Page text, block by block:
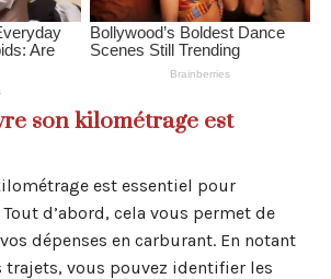
son kilométrage est
est essentiel pour
d’abord, cela vous permet de
dépenses en carburant. En notant
trajets, vous pouvez identifier les